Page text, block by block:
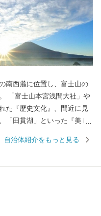
南西麓に位置し、富士山の
た『歴史文化』、間近に見
「田貫湖」といった『美し
酒といった『美食』など、
自治体紹介をもっと見る